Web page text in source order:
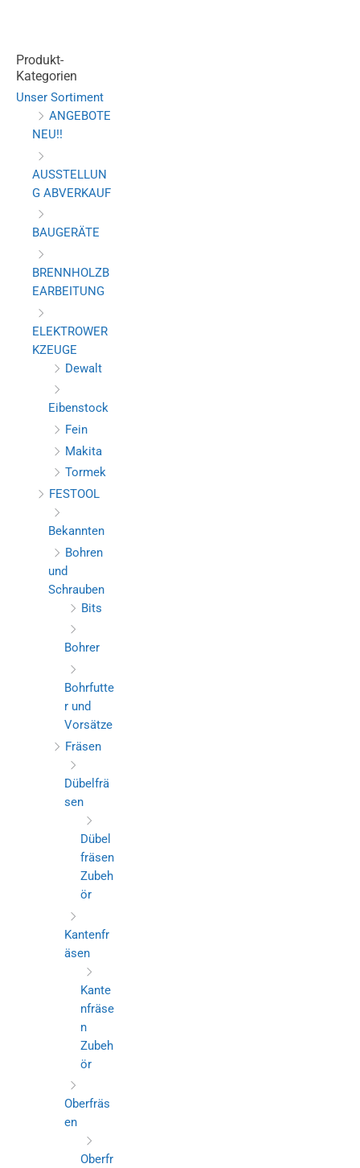
Produkt-
Kategorien
Unser Sortiment
ANGEBOTE
NEU!!
AUSSTELLUN
G ABVERKAUF
BAUGERÄTE
BRENNHOLZB
EARBEITUNG
ELEKTROWER
KZEUGE
Dewalt
Eibenstock
Fein
Makita
Tormek
FESTOOL
Bekannten
Bohren
und
Schrauben
Bits
Bohrer
Bohrfutte
r und
Vorsätze
Fräsen
Dübelfrä
sen
Dübel
fräsen
Zubeh
ör
Kantenfr
äsen
Kante
nfräse
n
Zubeh
ör
Oberfräs
en
Oberfr